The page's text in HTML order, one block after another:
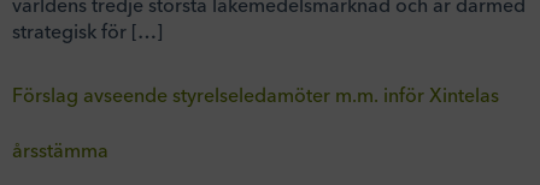
världens tredje största läkemedelsmarknad och är därmed
strategisk för […]
Förslag avseende styrelseledamöter m.m. inför Xintelas
årsstämma